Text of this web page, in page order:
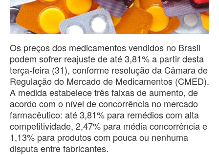
Os preços dos medicamentos vendidos no Brasil
podem sofrer reajuste de até 3,81% a partir desta
terça-feira (31), conforme resolução da Câmara de
Regulação do Mercado de Medicamentos (CMED).
A medida estabelece três faixas de aumento, de
acordo com o nível de concorrência no mercado
farmacêutico: até 3,81% para remédios com alta
competitividade, 2,47% para média concorrência e
1,13% para produtos com pouca ou nenhuma
disputa entre fabricantes.